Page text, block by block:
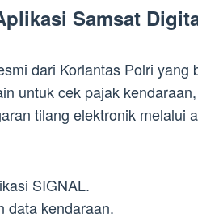
Samsat
dari Korlantas Polri yang
untuk cek pajak
tilang elektronik melalui
SIGNAL.
data kendaraan.